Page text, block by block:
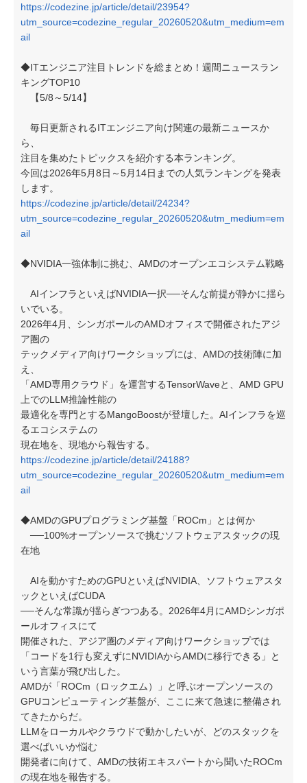
https://codezine.jp/article/detail/23954?
utm_source=codezine_regular_20260520&utm_medium=em
ail
◆ITエンジニア注目トレンドを総まとめ！週間ニュースラン
キングTOP10
【5/8～5/14】
毎日更新されるITエンジニア向け関連の最新ニュースか
ら、
注目を集めたトピックスを紹介する本ランキング。
今回は2026年5月8日～5月14日までの人気ランキングを発表
します。
https://codezine.jp/article/detail/24234?
utm_source=codezine_regular_20260520&utm_medium=em
ail
◆NVIDIA一強体制に挑む、AMDのオープンエコシステム戦略
AIインフラといえばNVIDIA一択──そんな前提が静かに揺ら
いでいる。
2026年4月、シンガポールのAMDオフィスで開催されたアジ
ア圏の
テックメディア向けワークショップには、AMDの技術陣に加
え、
「AMD専用クラウド」を運営するTensorWaveと、AMD GPU
上でのLLM推論性能の
最適化を専門とするMangoBoostが登壇した。AIインフラを巡
るエコシステムの
現在地を、現地から報告する。
https://codezine.jp/article/detail/24188?
utm_source=codezine_regular_20260520&utm_medium=em
ail
◆AMDのGPUプログラミング基盤「ROCm」とは何か
──100%オープンソースで挑むソフトウェアスタックの現
在地
AIを動かすためのGPUといえばNVIDIA、ソフトウェアスタ
ックといえばCUDA
──そんな常識が揺らぎつつある。2026年4月にAMDシンガポ
ールオフィスにて
開催された、アジア圏のメディア向けワークショップでは
「コードを1行も変えずにNVIDIAからAMDに移行できる」と
いう言葉が飛び出した。
AMDが「ROCm（ロックエム）」と呼ぶオープンソースの
GPUコンピューティング基盤が、ここに来て急速に整備され
てきたからだ。
LLMをローカルやクラウドで動かしたいが、どのスタックを
選べばいいか悩む
開発者に向けて、AMDの技術エキスパートから聞いたROCm
の現在地を報告する。